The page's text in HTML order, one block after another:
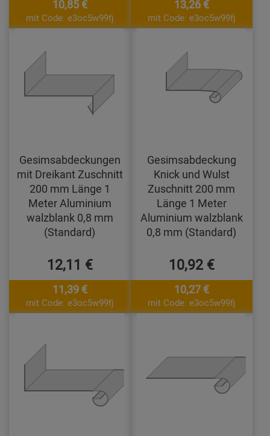
10,85 €
mit Code: e3oc5w99fj
13,26 €
mit Code: e3oc5w99fj
Gesimsabdeckungen
mit Dreikant Zuschnitt
200 mm Länge 1
Meter Aluminium
walzblank 0,8 mm
(Standard)
12,11 €
11,39 €
mit Code: e3oc5w99fj
Gesimsabdeckung
Knick und Wulst
Zuschnitt 200 mm
Länge 1 Meter
Aluminium walzblank
0,8 mm (Standard)
10,92 €
10,27 €
mit Code: e3oc5w99fj